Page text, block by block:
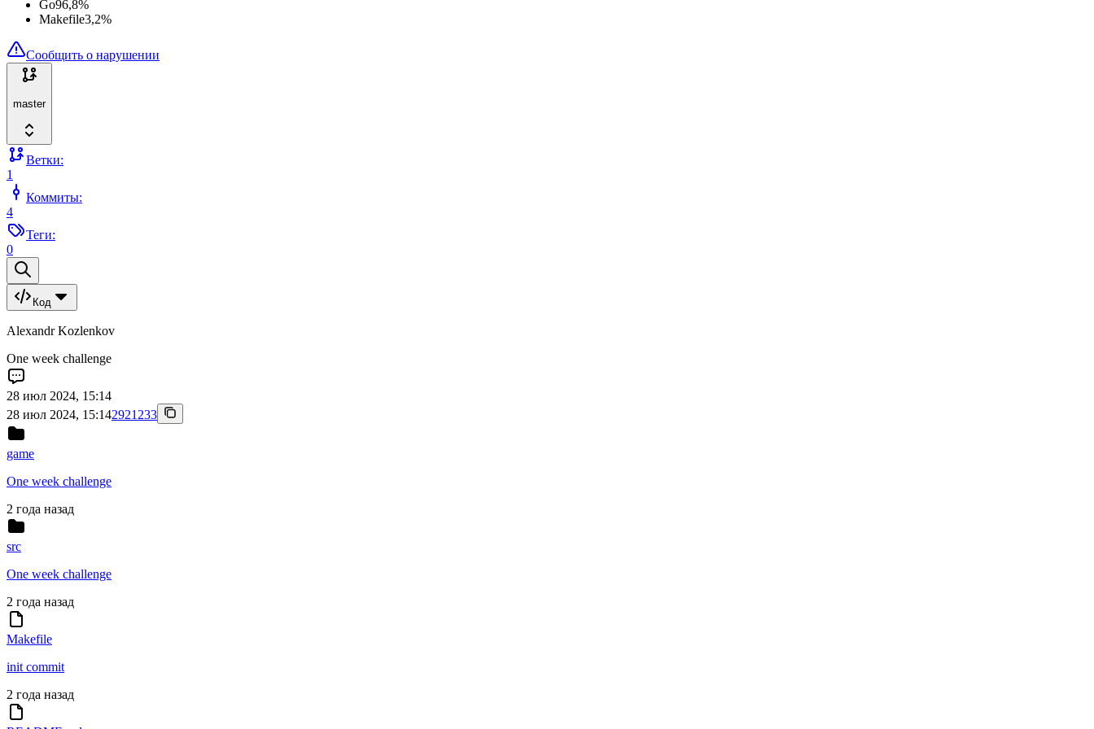
Go96,8%
Makefile3,2%
Сообщить о нарушении
master
Ветки:
1
Коммиты:
4
Теги:
0
Код
Alexandr Kozlenkov
One week challenge
28 июл 2024, 15:14
28 июл 2024, 15:142921233
game
One week challenge
2 года назад
src
One week challenge
2 года назад
Makefile
init commit
2 года назад